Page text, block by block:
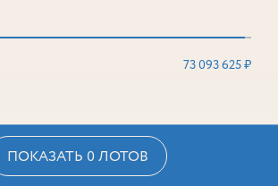
73 093 625 ₽
ПОКАЗАТЬ 0 ЛОТОВ